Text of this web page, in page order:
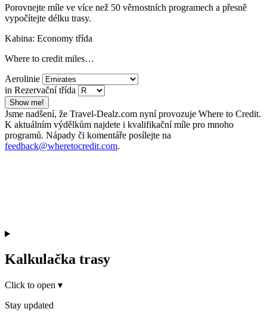
Porovnejte míle ve více než 50 věrnostních programech a přesně
vypočítejte délku trasy.
Kabina: Economy třída
Where to credit miles…
Aerolinie
in Rezervační třída
Show me!
Jsme nadšení, že Travel-Dealz.com nyní provozuje Where to Credit.
K aktuálním výdělkům najdete i kvalifikační míle pro mnoho
programů. Nápady či komentáře posílejte na
feedback@wheretocredit.com.
Kalkulačka trasy
Click to open ▾
Stay updated